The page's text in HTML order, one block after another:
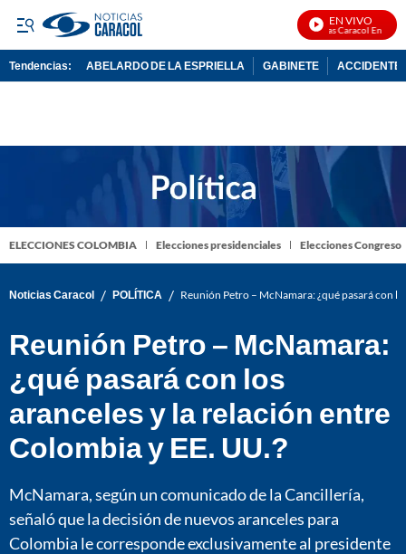
EN VIVO
Noticias Caracol En Vivo
Tendencias: ABELARDO DE LA ESPRIELLA GABINETE ACCIDENTE
ELECCIONES COLOMBIA Elecciones presidenciales Elecciones Congreso
Noticias Caracol / POLÍTICA / Reunión Petro – McNamara: ¿qué pasará con
Reunión Petro – McNamara:
¿qué pasará con los
aranceles y la relación entre
Colombia y EE. UU.?
McNamara, según un comunicado de la Cancillería,
señaló que la decisión de nuevos aranceles para
Colombia le corresponde exclusivamente al presidente